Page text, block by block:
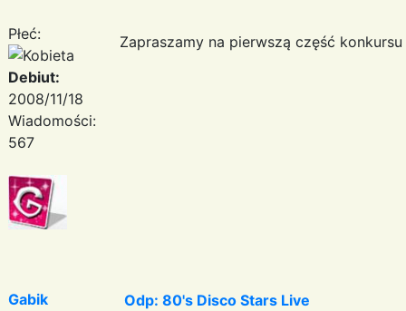
Płeć:
Debiut:
2008/11/18
Wiadomości:
567
Zapraszamy na pierwszą część
Gabik
Odp: 80's Disco Stars Live